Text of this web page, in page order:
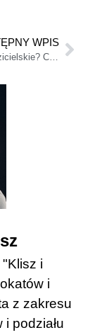
WPIS
Porwanie rodzicielskie? Co robić, gdy rodzic wywozi dziecko.
i
i
z zakresu
podziału